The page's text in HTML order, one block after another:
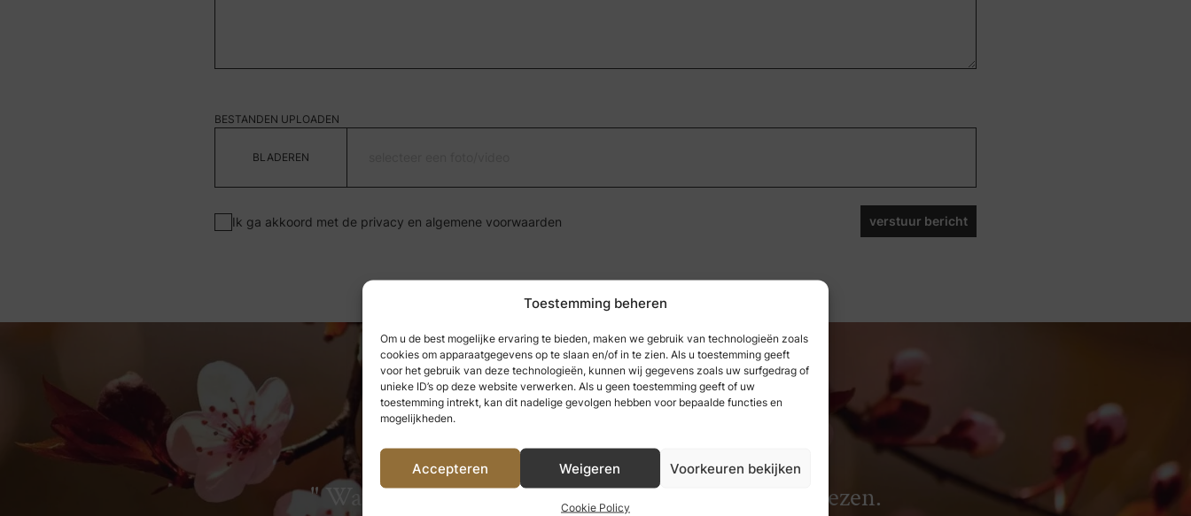
Toestemming beheren
Om u de best mogelijke ervaring te bieden, maken we gebruik van technologieën zoals
cookies om apparaatgegevens op te slaan en/of in te zien. Als u toestemming geeft
voor het gebruik van deze technologieën, kunnen wij gegevens zoals uw surfgedrag of
unieke ID’s op deze website verwerken. Als u geen toestemming geeft of uw
toestemming intrekt, kan dit nadelige gevolgen hebben voor bepaalde functies en
mogelijkheden.
Accepteren Weigeren Voorkeuren bekijken
Cookie Policy
BESTANDEN UPLOADEN
Ik ga akkoord met de privacy en algemene voorwaarden verstuur bericht
Wat we hebben genoten, kunnen we nooit verliezen.